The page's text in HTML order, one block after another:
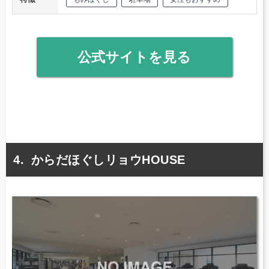
公式サイトを見る
からだほぐしリョウHOUSE